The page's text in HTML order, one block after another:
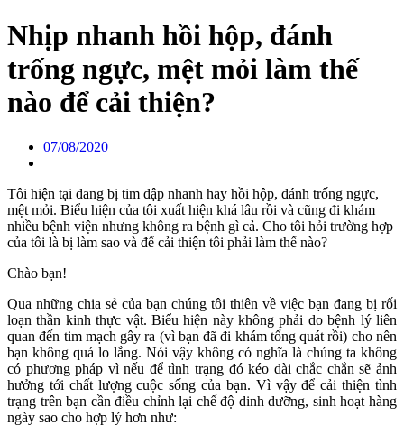
Nhịp nhanh hồi hộp, đánh
trống ngực, mệt mỏi làm thế
nào để cải thiện?
07/08/2020
Tôi hiện tại đang bị tim đập nhanh hay hồi hộp, đánh trống ngực,
mệt mỏi. Biểu hiện của tôi xuất hiện khá lâu rồi và cũng đi khám
nhiều bệnh viện nhưng không ra bệnh gì cả. Cho tôi hỏi trường hợp
của tôi là bị làm sao và để cải thiện tôi phải làm thế nào?
Chào bạn!
Qua những chia sẻ của bạn chúng tôi thiên về việc bạn đang bị rối
loạn thần kinh thực vật. Biểu hiện này không phải do bệnh lý liên
quan đến tim mạch gây ra (vì bạn đã đi khám tổng quát rồi) cho nên
bạn không quá lo lắng. Nói vậy không có nghĩa là chúng ta không
có phương pháp vì nếu để tình trạng đó kéo dài chắc chắn sẽ ảnh
hưởng tới chất lượng cuộc sống của bạn. Vì vậy để cải thiện tình
trạng trên bạn cần điều chỉnh lại chế độ dinh dưỡng, sinh hoạt hàng
ngày sao cho hợp lý hơn như: